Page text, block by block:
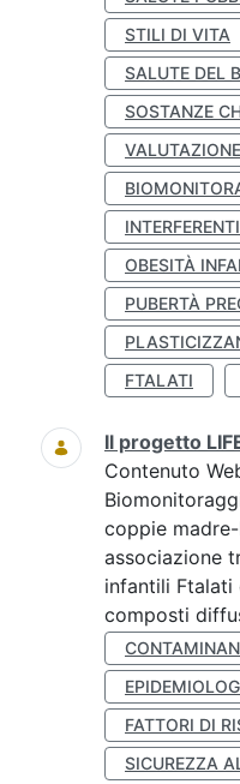
STILI DI VITA
SALUTE DEL
SOSTANZE
OBESITÀ
PUBERTÀ
FTALATI
Il progetto
Contenuto
coppie
associazione
infantili Ftalati
composti
FATTORI DI
SICUREZZA